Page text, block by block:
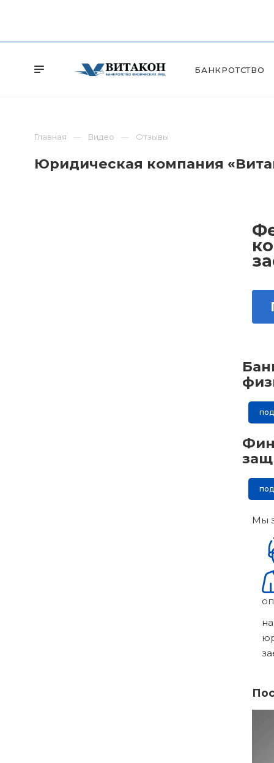
БАНКРОТСТВО
Главная Видео Отзывы
Юридическая компания
Мы